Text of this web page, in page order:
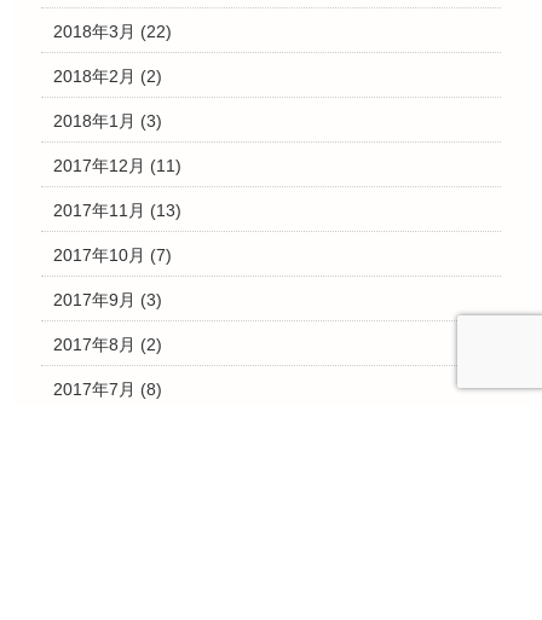
2018年3月 (22)
2018年2月 (2)
2018年1月 (3)
2017年12月 (11)
2017年11月 (13)
2017年10月 (7)
2017年9月 (3)
2017年8月 (2)
2017年7月 (8)